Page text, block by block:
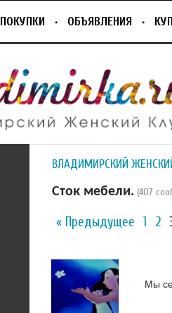
ПОКУПКИ ОБЪЯВЛЕНИЯ
ВЛАДИМИРСКИЙ
Сток мебели. (407
« Предыдущее 1 2
Мы